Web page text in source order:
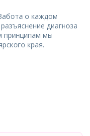
о каждом
диагноза
принципам мы
края.